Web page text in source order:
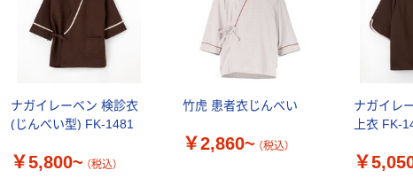
ナガイレーベン 検診衣
(じんべい型) FK-1481
￥5,800~ （税込）
竹虎 患者衣じんべい
￥2,860~ （税込）
ナガイレ
上衣 FK-
￥